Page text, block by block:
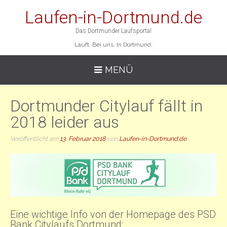
Laufen-in-Dortmund.de
Das Dortmunder Laufsportal
Läuft. Bei uns. In Dortmund.
MENÜ
Dortmunder Citylauf fällt in
2018 leider aus
Veröffentlicht am 13. Februar 2018von Laufen-in-Dortmund.de
Eine wichtige Info von der Homepage des PSD
Bank Citylaufs Dortmund: